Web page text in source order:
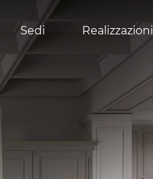
Sedi Realizzazioni